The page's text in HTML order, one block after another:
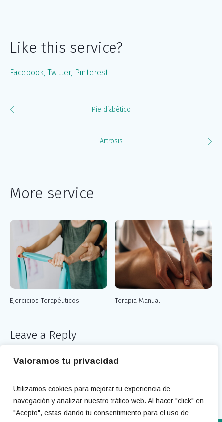
Valoramos tu privacidad
Utilizamos cookies para mejorar tu experiencia de
navegación y analizar nuestro tráfico web. Al hacer "click" en
"Acepto", estás dando tu consentimiento para el uso de
Like this service?
Facebook Twitter Pinterest
Pie diabético
Artrosis
More service
Ejercicios Terapéuticos Terapia Manual
Leave a Reply
You must belogged into post a comment.